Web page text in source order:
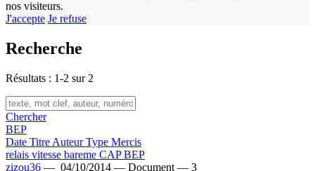
nos visiteurs.
J'accepte Je refuse
Recherche
Résultats : 1-2 sur 2
Chercher
BEP
Date Titre AuteurType Mercis
relais vitesse bareme CAP BEP
zizou36 — 04/10/2014 — Document — 3